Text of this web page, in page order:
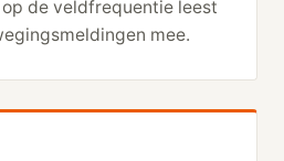
de veldfrequentie leest
mee.